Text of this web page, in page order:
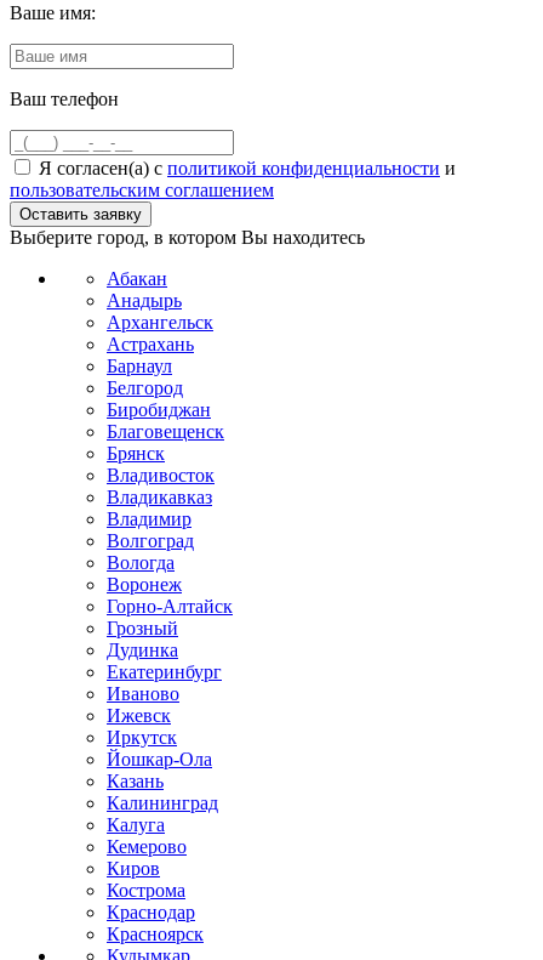
Ваше имя:
Ваш телефон
Я согласен(а) с политикой конфиденциальности и
пользовательским соглашением
Выберите город, в котором Вы находитесь
Абакан
Анадырь
Архангельск
Астрахань
Барнаул
Белгород
Биробиджан
Благовещенск
Брянск
Владивосток
Владикавказ
Владимир
Волгоград
Вологда
Воронеж
Горно-Алтайск
Грозный
Дудинка
Екатеринбург
Иваново
Ижевск
Иркутск
Йошкар-Ола
Казань
Калининград
Калуга
Кемерово
Киров
Кострома
Краснодар
Красноярск
Кудымкар